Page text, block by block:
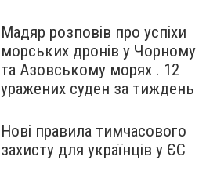
Мадяр розповів про успіхи
морських дронів у Чорному
та Азовському морях . 12
уражених суден за тиждень
Нові правила тимчасового
захисту для українців у ЄС